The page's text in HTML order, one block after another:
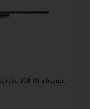
ráže 308 Winchester,